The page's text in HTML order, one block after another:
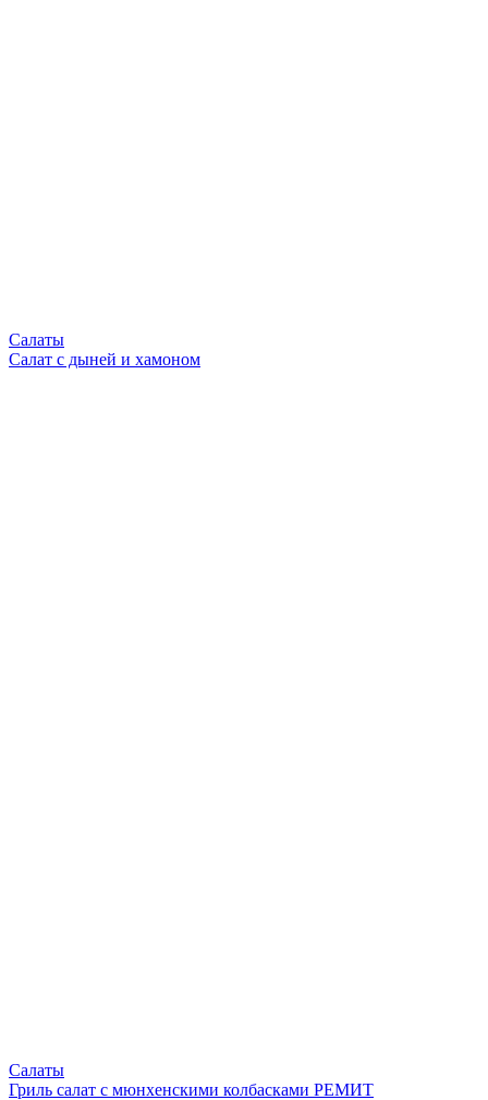
Салаты
Салат с дыней и хамоном
Салаты
Гриль салат с мюнхенскими колбасками РЕМИТ